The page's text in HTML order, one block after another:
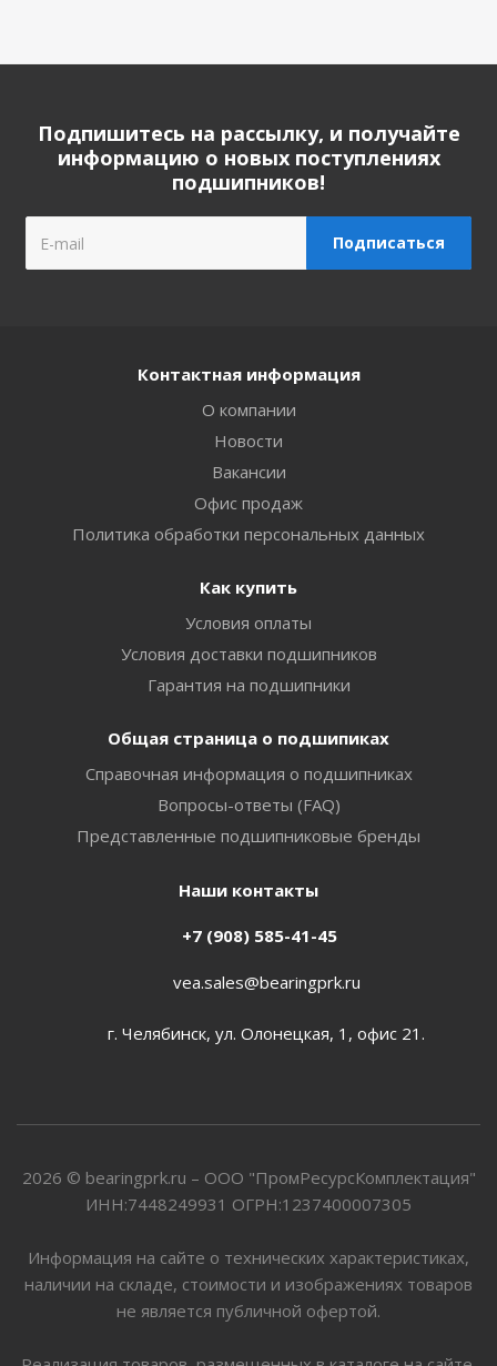
Подпишитесь на рассылку, и получайте
информацию о новых поступлениях
подшипников!
Контактная информация
О компании
Новости
Вакансии
Офис продаж
Политика обработки персональных данных
Как купить
Условия оплаты
Условия доставки подшипников
Гарантия на подшипники
Общая страница о подшипиках
Справочная информация о подшипниках
Вопросы-ответы (FAQ)
Представленные подшипниковые бренды
Наши контакты
+7 (908) 585-41-45
vea.sales@bearingprk.ru
г. Челябинск, ул. Олонецкая, 1, офис 21.
2026 © bearingprk.ru – ООО "ПромРесурсКомплектация"
ИНН:7448249931 ОГРН:1237400007305
Информация на сайте о технических характеристиках,
наличии на складе, стоимости и изображениях товаров
не является публичной офертой.